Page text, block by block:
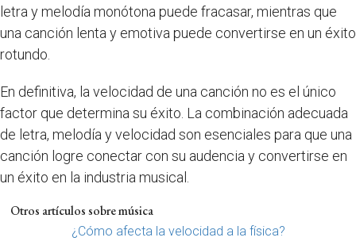
letra y melodía monótona puede fracasar, mientras que
una canción lenta y emotiva puede convertirse en un éxito
rotundo.
En definitiva, la velocidad de una canción no es el único
factor que determina su éxito. La combinación adecuada
de letra, melodía y velocidad son esenciales para que una
canción logre conectar con su audencia y convertirse en
un éxito en la industria musical.
Otros artículos sobre música
¿Cómo afecta la velocidad a la física?